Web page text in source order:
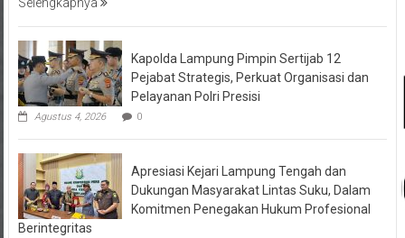
Selengkapnya
Kapolda Lampung Pimpin Sertijab 12
Pejabat Strategis, Perkuat Organisasi dan
Pelayanan Polri Presisi
Agustus 4, 2026 0
Apresiasi Kejari Lampung Tengah dan
Dukungan Masyarakat Lintas Suku, Dalam
Komitmen Penegakan Hukum Profesional
Berintegritas